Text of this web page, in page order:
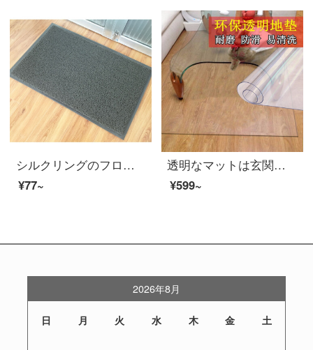
シルクリングのフロアマットは自由に裁断できます。戸の入り口に滑り止めの防水リングを敷いて入り口に入ります。ドアホールのドアマットに厚みの滑り止めのpvcマットを追加して、灰色のオーダーメードサイズをカスタマイズできます。カスタマーサービスに連絡してください。
¥77~
透明なマットは玄関に入ることを免除します。ドアホールの保護膜は透明で、板保護マットは滑り止めです。滑り止めマットは家庭用防水滑り止めマットを変えます。pvcは透明1.5 mmの厚さをカスタマイズします。幅は1.2 mです。x 1.0 mです。
¥599~
2026年8月
日 月 火 水 木 金 土